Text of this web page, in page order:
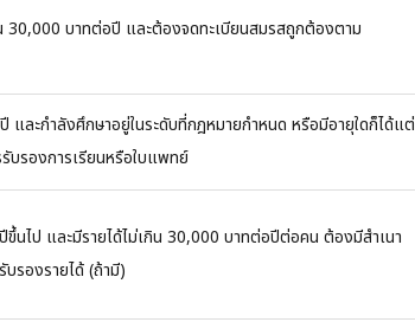
30,000 บาทต่อปี และต้องจดทะเบียนสมรสถูกต้องตาม
และกำลังศึกษาอยู่ในระดับที่กฎหมายกำหนด หรือมีอายุใดก็ได้แต่
บรองการเรียนหรือใบแพทย์
นไป และมีรายได้ไม่เกิน 30,000 บาทต่อปีต่อคน ต้องมีสำเนา
บรองรายได้ (ถ้ามี)